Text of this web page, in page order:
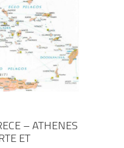
– ATHENES
ET